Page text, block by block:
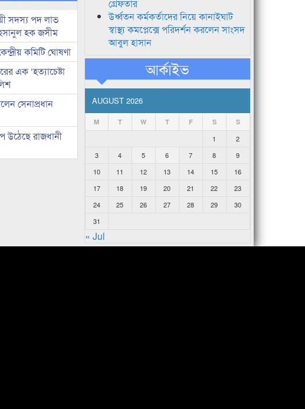
সদস্য পদ লাভ
হক জসীম
কমিটি ঘোষণা
এক ‘হত্যাচেষ্টা
সেনাপ্রধান
উঠেছে রাজধানী
গ্রেফতার
উর্ধ্বতন কর্মকর্তাদের নিয়ে কানাইঘাট
স্বাস্থ্য কমপ্লেক্সে পরিদর্শন করলেন সাংসদ
আবুল হাসান
আর্কাইভ
AUGUST 2026
M T W T F S S
1
2
3
4 5 6 7 8
9
10
11 12 13 14 15
16
17
18 19 20 21 22
23
24
25 26 27 28 29
30
31
« Jul